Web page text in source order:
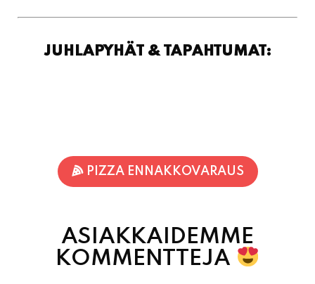
JUHLAPYHÄT & TAPAHTUMAT:
PIZZA ENNAKKOVARAUS
ASIAKKAIDEMME
KOMMENTTEJA